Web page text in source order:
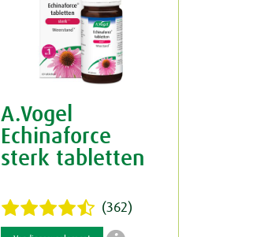
A.Vogel
Echinaforce
sterk tabletten
(362)